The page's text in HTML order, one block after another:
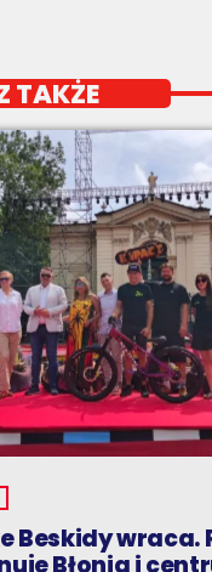
TAKŻE
Beskidy wraca.
Błonia i